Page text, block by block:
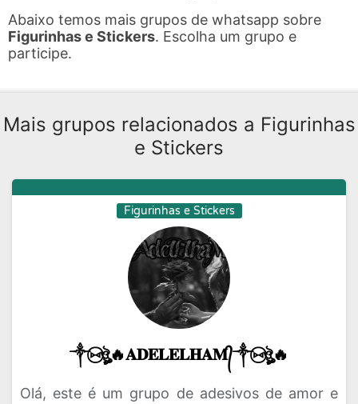
Abaixo temos mais grupos de whatsapp sobre
Figurinhas e Stickers. Escolha um grupo e
participe.
Mais grupos relacionados a Figurinhas
e Stickers
Figurinhas e Stickers
༒⑅⃝ঔৣ🔥𝐀𝐃𝐄𝐋𝐄𝐋𝐇𝐀𝐌᭄༒⑅⃝ঔৣ🔥
Olá, este é um grupo de adesivos de amor e